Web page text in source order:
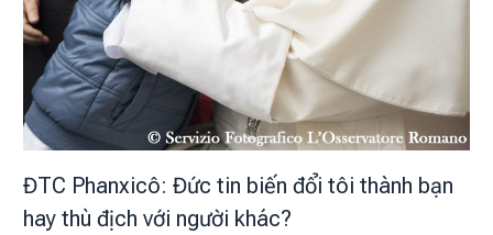
ĐTC Phanxicô: Đức tin biến đổi tôi thành bạn
hay thù địch với người khác?